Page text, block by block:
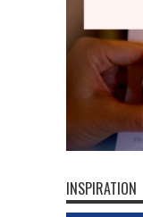
INSPIRATION